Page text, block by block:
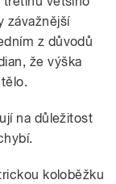
závažnější
z důvodů
že výška
na důležitost
koloběžku